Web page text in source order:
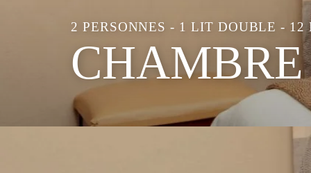
2 PERSONNES - 1 LIT DOUBLE - 12